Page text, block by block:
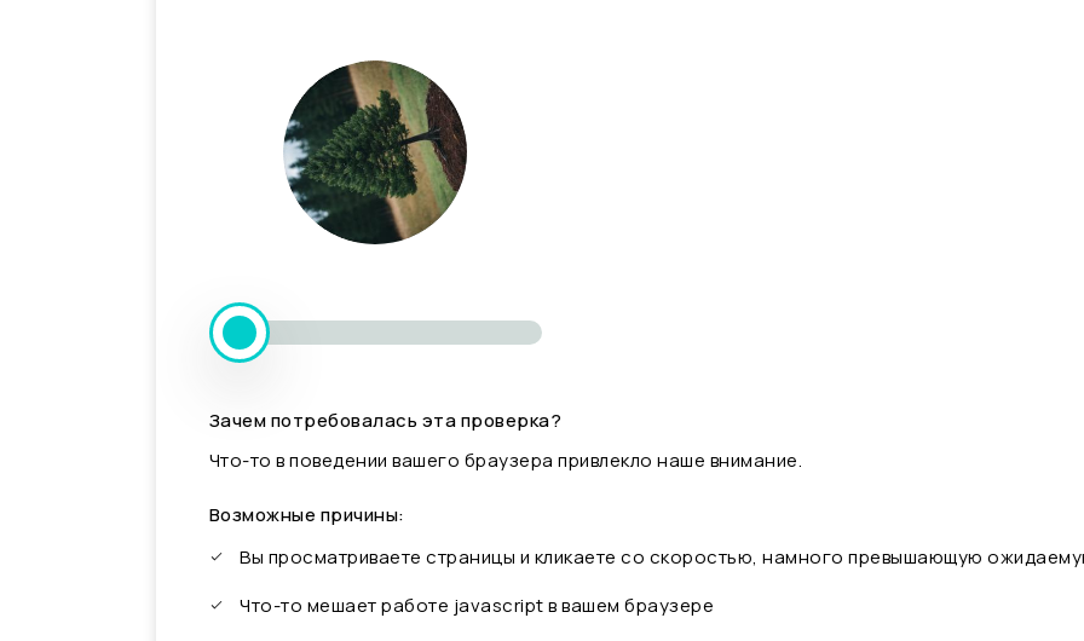
Зачем потребовалась эта проверка?
Что-то в поведении вашего браузера привлекло наше внимание.
Возможные причины:
Вы просматриваете страницы и кликаете со скоростью, намного превышающую
Что-то мешает работе javascript в вашем браузере